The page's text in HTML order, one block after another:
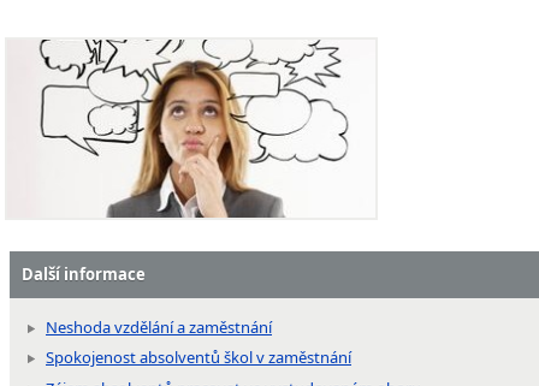
Další informace
Neshoda vzdělání a zaměstnání
Spokojenost absolventů škol v zaměstnání